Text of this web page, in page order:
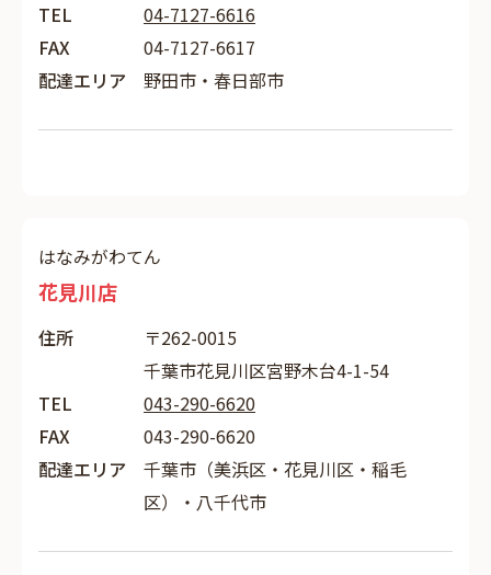
TEL
04-7127-6616
FAX
04-7127-6617
配達エリア
野田市・春日部市
はなみがわてん
花見川店
住所
〒262-0015
千葉市花見川区宮野木台4-1-54
TEL
043-290-6620
FAX
043-290-6620
配達エリア
千葉市（美浜区・花見川区・稲毛
区）・八千代市